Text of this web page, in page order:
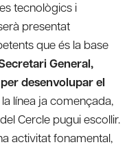
tecnològics i
presentat
que és la base
General,
desenvolupar el
línea ja començada,
Cercle pugui escollir.
activitat fonamental,